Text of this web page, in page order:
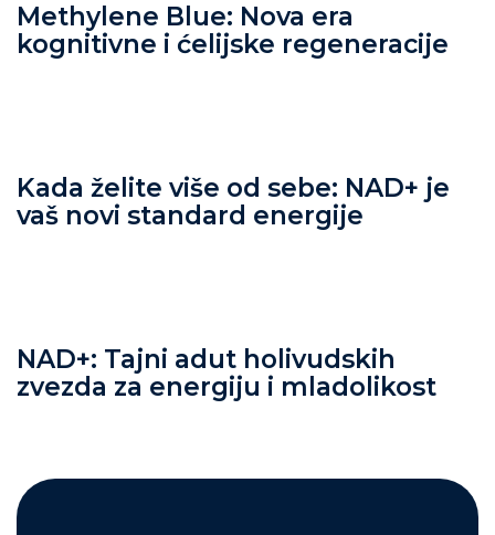
Methylene Blue: Nova era
kognitivne i ćelijske regeneracije
Kada želite više od sebe: NAD+ je
vaš novi standard energije
NAD+: Tajni adut holivudskih
zvezda za energiju i mladolikost